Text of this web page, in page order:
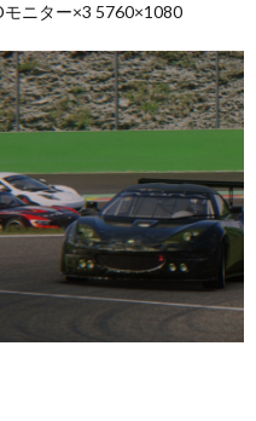
ニター×3 5760×1080